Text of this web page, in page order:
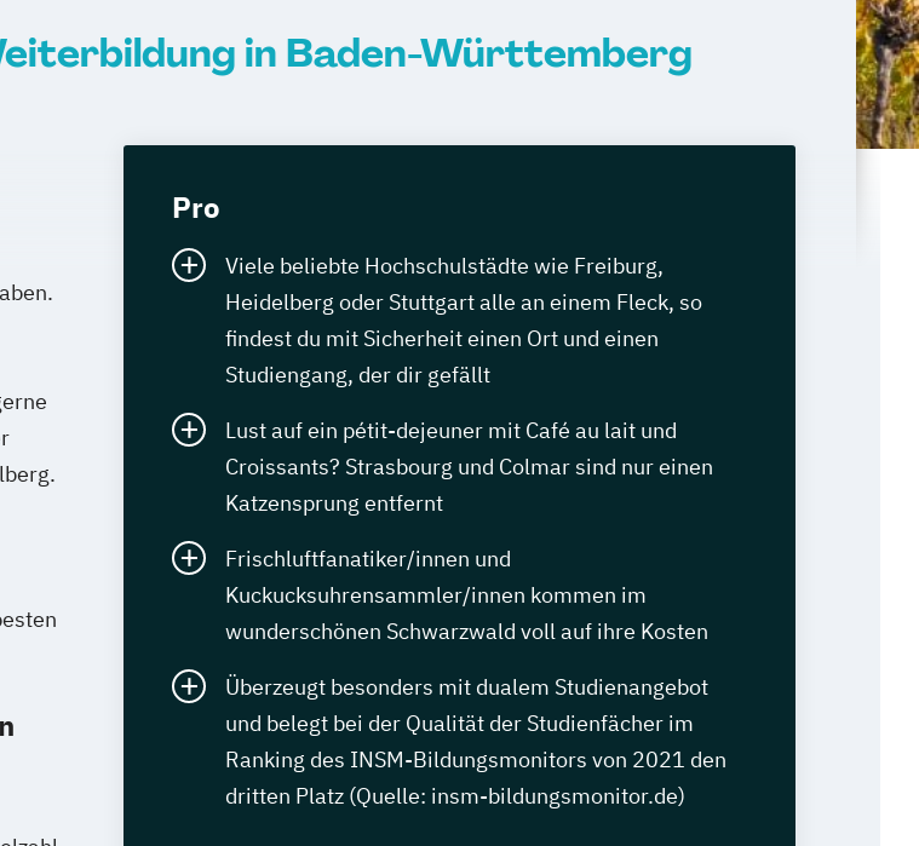
in Baden-Württemberg
Pro
Viele beliebte Hochschulstädte wie Freiburg,
Heidelberg oder Stuttgart alle an einem Fleck, so
findest du mit Sicherheit einen Ort und einen
Studiengang, der dir gefällt
Lust auf ein pétit-dejeuner mit Café au lait und
Croissants? Strasbourg und Colmar sind nur einen
Katzensprung entfernt
Frischluftfanatiker/innen und
Kuckucksuhrensammler/innen kommen im
wunderschönen Schwarzwald voll auf ihre Kosten
Überzeugt besonders mit dualem Studienangebot
und belegt bei der Qualität der Studienfächer im
Ranking des INSM-Bildungsmonitors von 2021 den
dritten Platz (Quelle: insm-bildungsmonitor.de)